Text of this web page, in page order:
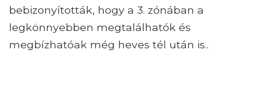
bebizonyították, hogy a 3. zónában a
legkönnyebben megtalálhatók és
megbízhatóak még heves tél után is..